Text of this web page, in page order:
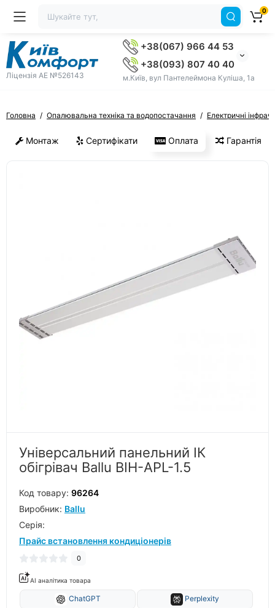
Ліцензія AE №526143
+38(067) 966 44 53
+38(093) 807 40 40
м.Київ, вул Пантелеймона Куліша, 1а
0
Головна Опалювальна техніка та водопостачання Електричні
Монтаж Сертифікати Оплата Гарантія
Універсальний панельний ІК
обігрівач Ballu BIH-APL-1.5
Код товару: 96264
Виробник: Ballu
Серiя:
Прайс встановлення кондиціонерів
0
AI аналітика товара
ChatGPT Perplexity